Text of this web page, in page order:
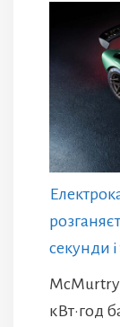
секунди
McMurtry
кВт·год